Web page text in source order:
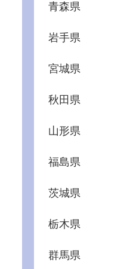
青森県
岩手県
宮城県
秋田県
山形県
福島県
茨城県
栃木県
群馬県